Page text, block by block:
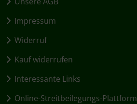
Impressum
Widerruf
Kauf widerrufen
Interessante Links
Online-Streitbeilegungs-Plattform